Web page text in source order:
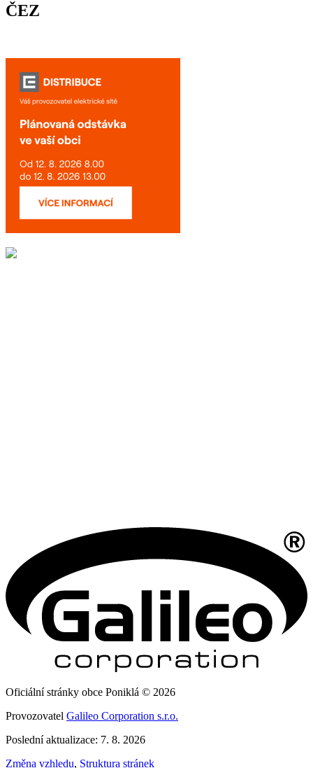
ČEZ
Oficiální stránky obce Poniklá © 2026
Provozovatel Galileo Corporation s.r.o.
Poslední aktualizace: 7. 8. 2026
Změna vzhledu, Struktura stránek